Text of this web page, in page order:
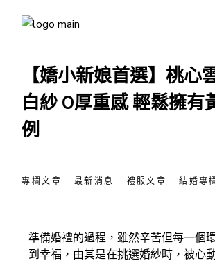
【嬌小新娘首選】桃心
白紗 0厚重感 輕鬆擁有
例
專欄文章 最新消息 禮服文章 結婚專
準備婚禮的過程，雖然辛苦但每一個
到幸福，由其是在挑選婚紗時，被心